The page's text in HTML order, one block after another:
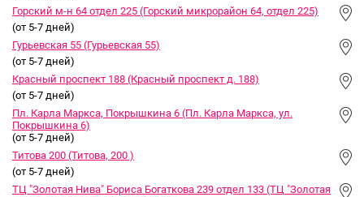
Горский м-н 64 отдел 225 (Горский микрорайон 64, отдел 225)
(от 5-7 дней)
Гурьевская 55 (Гурьевская 55)
(от 5-7 дней)
Красный проспект 188 (Красный проспект д. 188)
(от 5-7 дней)
Пл. Карла Маркса, Покрышкина 6 (Пл. Карла Маркса, ул.
Покрышкина 6)
(от 5-7 дней)
Титова 200 (Титова, 200 )
(от 5-7 дней)
ТЦ "Золотая Нива" Бориса Богаткова 239 отдел 133 (ТЦ "Золотая